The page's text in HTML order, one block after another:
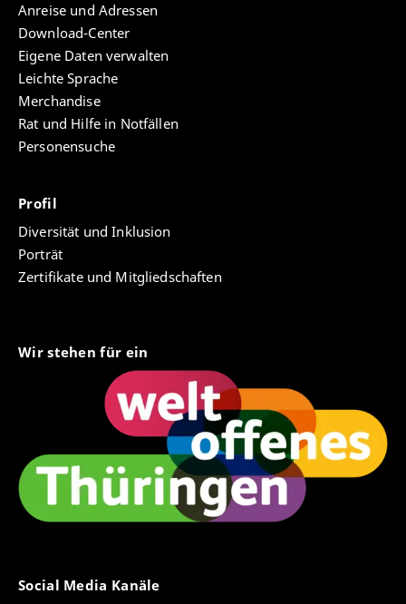
Anreise und Adressen
Download-Center
Eigene Daten verwalten
Leichte Sprache
Merchandise
Rat und Hilfe in Notfällen
Personensuche
Profil
Diversität und Inklusion
Porträt
Zertifikate und Mitgliedschaften
Wir stehen für ein
Social Media Kanäle